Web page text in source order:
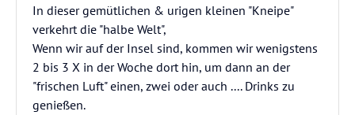
In dieser gemütlichen & urigen kleinen "Kneipe"
verkehrt die "halbe Welt",
Wenn wir auf der Insel sind, kommen wir wenigstens
2 bis 3 X in der Woche dort hin, um dann an der
"frischen Luft" einen, zwei oder auch .... Drinks zu
genießen.